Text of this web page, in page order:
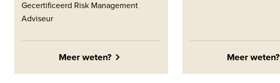
Gecertificeerd Risk Management
Adviseur
Meer weten? Meer weten?